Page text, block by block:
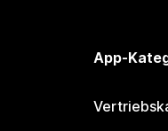
App-